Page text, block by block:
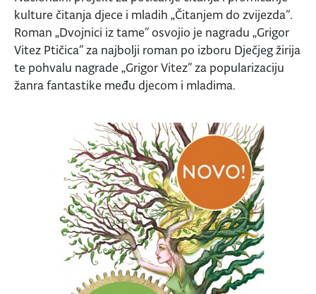
kulture čitanja djece i mladih „Čitanjem do zvijezda”.
Roman „Dvojnici iz tame“ osvojio je nagradu „Grigor
Vitez Ptičica” za najbolji roman po izboru Dječjeg žirija
te pohvalu nagrade „Grigor Vitez” za popularizaciju
žanra fantastike među djecom i mladima.